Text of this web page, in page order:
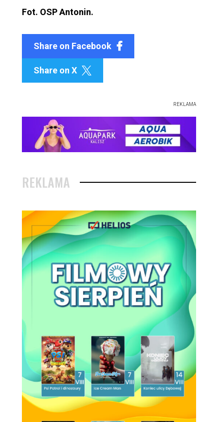
Fot. OSP Antonin.
Share on Facebook
Share on X 
REKLAMA
REKLAMA